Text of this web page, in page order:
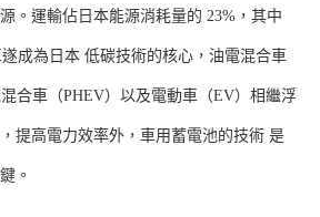
。運輸佔日本能源消耗量的 23%，其中
成為日本 低碳技術的核心，油電混合車
混合車（PHEV）以及電動車（EV）相繼浮
提高電力效率外，車用蓄電池的技術 是
。